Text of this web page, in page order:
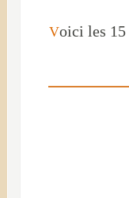
Voici les 15